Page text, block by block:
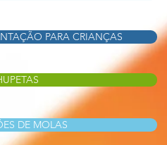
PARA CRIANÇAS
DE MOLAS